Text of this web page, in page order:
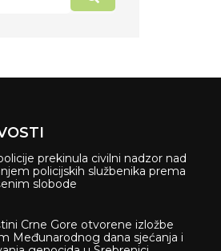
prekinula civilni nadzor nad
policijskih službenika prema
slobode
Crne Gore otvorene izložbe
Međunarodnog dana sjećanja i